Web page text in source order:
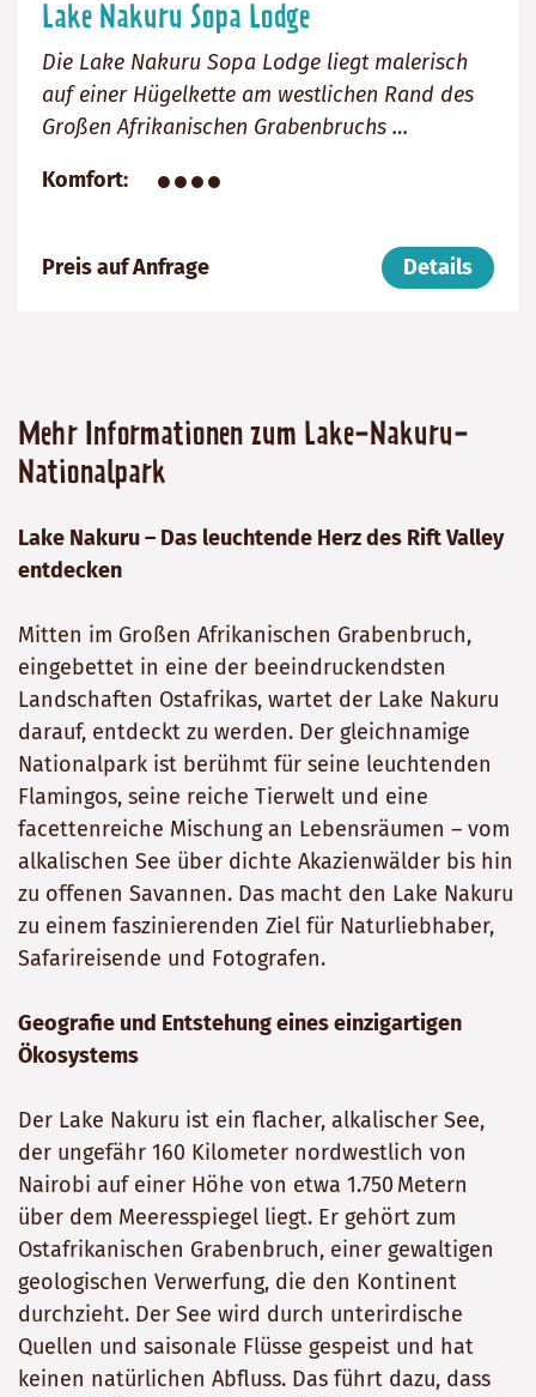
Lake Nakuru Sopa Lodge
Die Lake Nakuru Sopa Lodge liegt malerisch
auf einer Hügelkette am westlichen Rand des
Großen Afrikanischen Grabenbruchs …
Komfort
●●●●
Preis auf Anfrage Details
Mehr Informationen zum Lake-Nakuru-
Nationalpark
Lake Nakuru – Das leuchtende Herz des Rift Valley
entdecken
Mitten im Großen Afrikanischen Grabenbruch,
eingebettet in eine der beeindruckendsten
Landschaften Ostafrikas, wartet der Lake Nakuru
darauf, entdeckt zu werden. Der gleichnamige
Nationalpark ist berühmt für seine leuchtenden
Flamingos, seine reiche Tierwelt und eine
facettenreiche Mischung an Lebensräumen – vom
alkalischen See über dichte Akazienwälder bis hin
zu offenen Savannen. Das macht den Lake Nakuru
zu einem faszinierenden Ziel für Naturliebhaber,
Safarireisende und Fotografen.
Geografie und Entstehung eines einzigartigen
Ökosystems
Der Lake Nakuru ist ein flacher, alkalischer See,
der ungefähr 160 Kilometer nordwestlich von
Nairobi auf einer Höhe von etwa 1.750 Metern
über dem Meeresspiegel liegt. Er gehört zum
Ostafrikanischen Grabenbruch, einer gewaltigen
geologischen Verwerfung, die den Kontinent
durchzieht. Der See wird durch unterirdische
Quellen und saisonale Flüsse gespeist und hat
keinen natürlichen Abfluss. Das führt dazu, dass